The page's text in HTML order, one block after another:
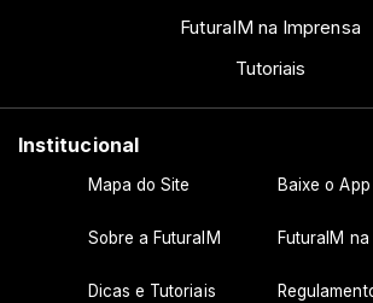
FuturaIM na Imprensa
Tutoriais
Institucional
Mapa do Site Baixe o App
Sobre a FuturaIM FuturaIM
Dicas e Tutoriais